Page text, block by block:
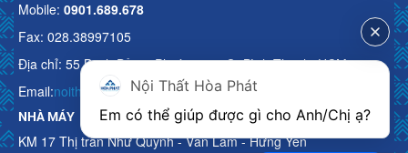
Mobile: 0901.689.678
Fax: 028.38997105
Địa chỉ: 55 Bạch Đằng, Phường 15, Q. Bình Thạnh, HCM
Email:noithathoaphattot@gmail.com
NHÀ MÁY
KM 17 Thị trấn Như Quỳnh - Văn Lâm - Hưng Yên
Nội Thất Hòa Phát